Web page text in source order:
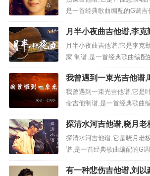
是一首经典歌曲编配的G调吉
低难度的弹唱曲谱,下面极网
欢吉它的朋友欢迎关
月半小夜曲吉他谱,李克
吉他专家 六线简谱
月半小夜曲吉他谱,它是李克
家 制谱,是一首经典歌曲编配
夹第三品，原调为降B调本谱
弹唱曲谱,下面三张高清曲谱
新分享,有喜欢吉它的朋友欢
我曾遇到一束光吉他谱,
线谱高清视频教学,附3
我曾遇到一束光吉他谱,它是
命吉他制谱,是一首经典歌曲
时可夹变调夹1品，原调为降
常好听的弹唱曲谱,下面3张高
大家更新分享,有喜欢吉它的
程 《我曾遇到一束光》：歌
探清水河吉他谱,晓月老
中难度六线简谱
探清水河吉他谱,它是晓月老
谱,是一首经典歌曲编配的G
的中难度的弹唱曲谱,下面极
喜欢吉它的朋友欢迎
有一种悲伤吉他谱,刘以